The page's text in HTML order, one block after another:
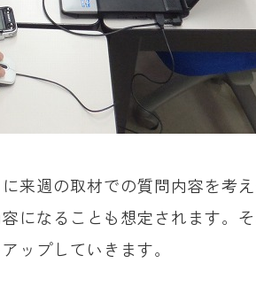
来週の取材での質問内容を考
になることも想定されます。
ップしていきます。